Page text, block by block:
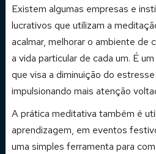
Existem algumas empresas e
lucrativos que utilizam a
acalmar, melhorar o ambiente de
a vida particular de cada um. É
que visa a diminuição do
impulsionando mais atenção
A prática meditativa também é
aprendizagem, em eventos
uma simples ferramenta para